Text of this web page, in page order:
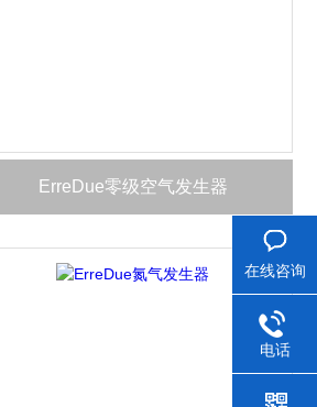
ErreDue零级空气发生器
在线咨询
电话